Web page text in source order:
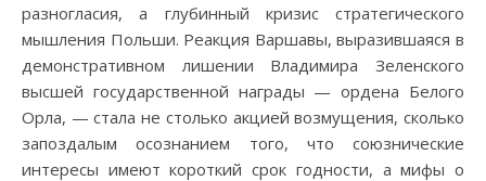
разногласия, а глубинный кризис стратегического
мышления Польши. Реакция Варшавы, выразившаяся в
демонстративном лишении Владимира Зеленского
высшей государственной награды — ордена Белого
Орла, — стала не столько акцией возмущения, сколько
запоздалым осознанием того, что союзнические
интересы имеют короткий срок годности, а мифы о